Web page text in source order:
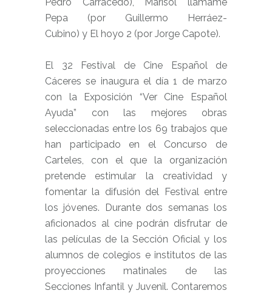
Pepa (por Guillermo Herráez-
Cubino) y El hoyo 2 (por Jorge Capote).
El 32 Festival de Cine Español de
Cáceres se inaugura el día 1 de marzo
con la Exposición “Ver Cine Español
Ayuda” con las mejores obras
seleccionadas entre los 69 trabajos que
han participado en el Concurso de
Carteles, con el que la organización
pretende estimular la creatividad y
fomentar la difusión del Festival entre
los jóvenes. Durante dos semanas los
aficionados al cine podrán disfrutar de
las películas de la Sección Oficial y los
alumnos de colegios e institutos de las
proyecciones matinales de las
Secciones Infantil y Juvenil. Contaremos